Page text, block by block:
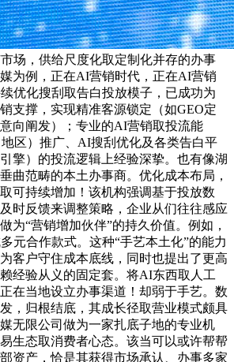
场，供给尺度化取定制化并存的办事
为例，正在AI营销时代，正在AI营销
优化搜刮取告白投放模子，已成功为
支撑，实现精准客源锁定（如GEO定
向阐发）；专业的AI营销取投流能
区）推广、AI搜刮优化及各类告白平
擎）的投流逻辑上经验深挚。也有像湖
曲范畴的本土办事商。优化成本布局，
可持续增加！该机构强调基于投放数
时反馈来调整策略，企业从们往往感应
为“营销增加伙伴”的持久价值。例如，
元合作款式。这种“手艺本土化”的能力
客户守住成本底线，同时也提出了更高
经验从义的固定套。将AI东西取人工
在当地设立办事渠道！却弱于手艺。数
，归根结底，其成长径取营业模式颇具
无限公司做为一家扎底子地的专业机
生态取消费者心态。该当可以或许帮帮
资产，恰是其获得市场承认、办事多家